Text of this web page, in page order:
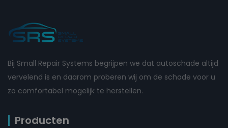
Bij Small Repair Systems begrijpen we dat autoschade altijd
vervelend is en daarom proberen wij om de schade voor u
zo comfortabel mogelijk te herstellen.
Producten